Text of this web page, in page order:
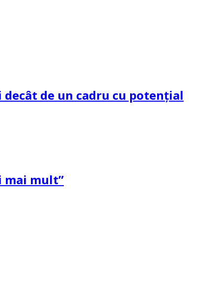
de un cadru cu potenţial
mai mult”